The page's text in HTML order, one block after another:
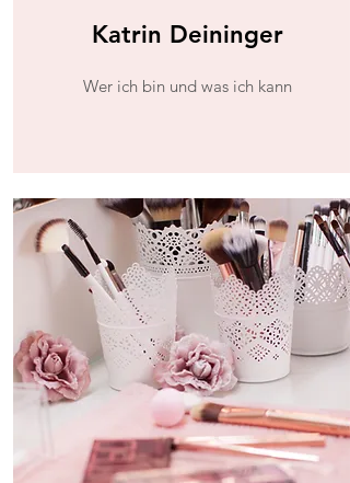
Katrin Deininger
Wer ich bin und was ich kann